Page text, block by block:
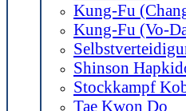
Kung-Fu
Kung-Fu (Vo-
Shinson
Stockkampf
Tae Kwon Do